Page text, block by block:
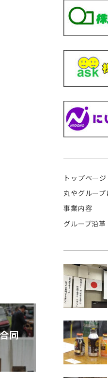
同
トップページ
丸やグループ
事業内容
グループ沿革